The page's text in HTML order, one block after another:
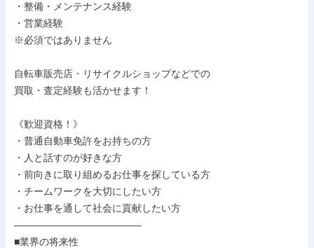
・整備・メンテナンス経験
・営業経験
※必須ではありません
自転車販売店・リサイクルショップなどでの
買取・査定経験も活かせます！
《歓迎資格！》
・普通自動車免許をお持ちの方
・人と話すのが好きな方
・前向きに取り組めるお仕事を探している方
・チームワークを大切にしたい方
・お仕事を通して社会に貢献したい方
―――――――――――――
■業界の将来性